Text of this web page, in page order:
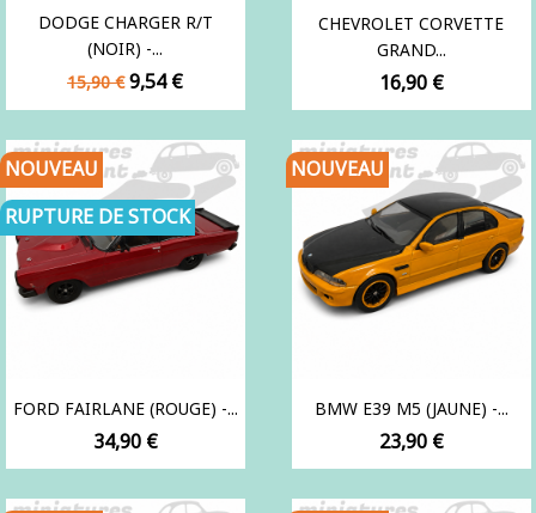
DODGE CHARGER R/T
(NOIR) -...
Prix
de
15,90 € Prix
9,54 €
CHEVROLET CORVETTE
GRAND...
Prix
16,90 €
FORD FAIRLANE (ROUGE) -...
Prix
34,90 €
NOUVEAU
RUPTURE DE STOCK
BMW E39 M5 (JAUNE) -...
Prix
23,90 €
NOUVEAU